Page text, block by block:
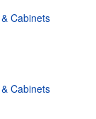
Cabinets
Cabinets